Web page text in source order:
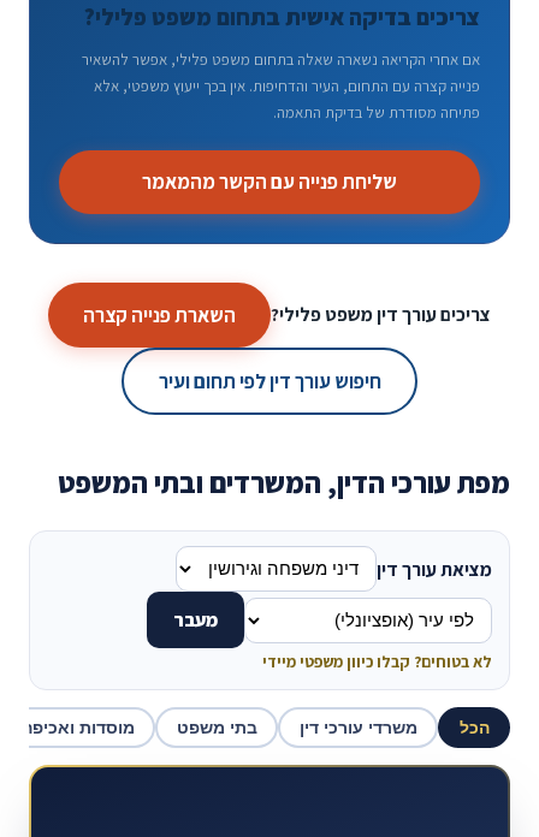
צריכים בדיקה אישית בתחום משפט פלילי?
אם אחרי הקריאה נשארה שאלה בתחום משפט פלילי, אפשר להשאיר
פנייה קצרה עם התחום, העיר והדחיפות. אין בכך ייעוץ משפטי, אלא
פתיחה מסודרת של בדיקת התאמה.
שליחת פנייה עם הקשר מהמאמר
צריכים עורך דין משפט פלילי? השארת פנייה קצרה
חיפוש עורך דין לפי תחום ועיר
מפת עורכי הדין, המשרדים ובתי המשפט
מציאת עורך דין
מעבר
לא בטוחים? קבלו כיוון משפטי מיידי
הכל משרדי עורכי דין בתי משפט מוסדות ואכיפה